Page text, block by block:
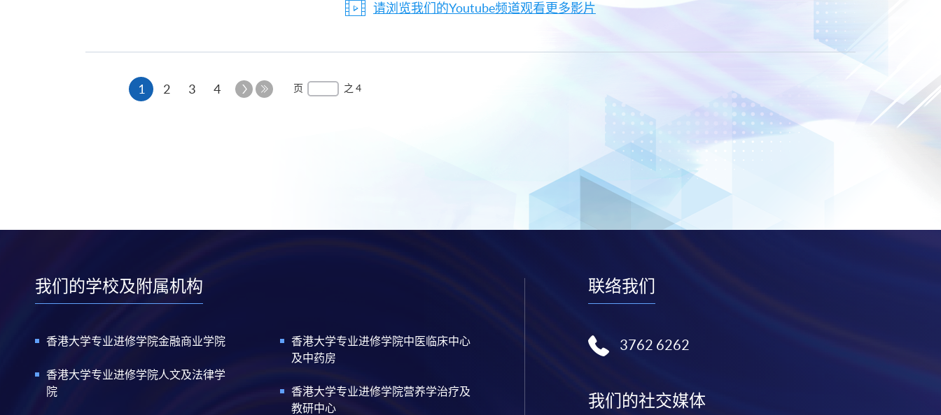
请浏览我们的Youtube频道观看更多影片
1 本
2 3 4
下
页 之 4
我们的学校及附属机构
香港大学专业进修学院金融商业学院
香港大学专业进修学院人文及法律学
院
香港大学专业进修学院中医临床中心
及中药房
香港大学专业进修学院营养学治疗及
教研中心
联络我们
3762 6262
我们的社交媒体